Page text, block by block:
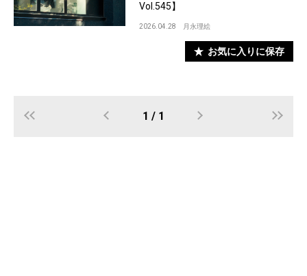
Vol.545】
2026.04.28 月永理絵
お気に入りに保存
1 / 1